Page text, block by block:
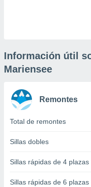
similares
este sitio
de
en
Información útil
Mariensee
Remontes
Total de remontes
Sillas dobles
Sillas rápidas de 4 plazas
Sillas rápidas de 6 plazas